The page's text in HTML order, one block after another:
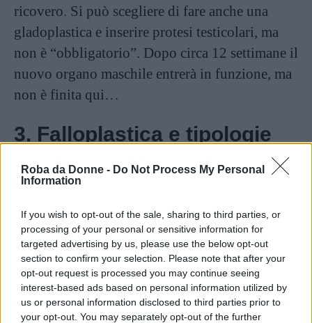
Roba da Donne - Do Not Process My Personal
Information
If you wish to opt-out of the sale, sharing to third parties, or
processing of your personal or sensitive information for
targeted advertising by us, please use the below opt-out
section to confirm your selection. Please note that after your
opt-out request is processed you may continue seeing
interest-based ads based on personal information utilized by
us or personal information disclosed to third parties prior to
your opt-out. You may separately opt-out of the further
ricovero. Si può scegliere di fare anche una
gladoplastica e inserire protesi testicolari, ma
non è “obbligatorio”. Dopo circa 12 settimane il
nuovo organo maschile entrerà in funzione, ma
non è finita qui…
3. Falloplastica e tipologie
di un ulteriore operazione chirurgica per
inserire l’impianto o protesi(circa 6-8
settimane dopo) che sarà utile a livello di
rapporti sessuali. Senza un impianto, infatti,
non sarebbe possibile la penetrazione e fare